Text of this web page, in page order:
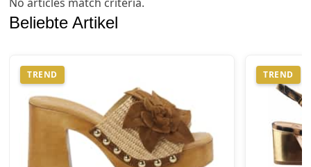
Beliebte Artikel
TREND TREND